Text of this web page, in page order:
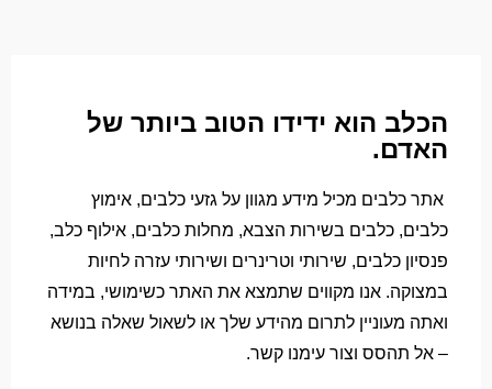
הכלב הוא ידידו הטוב ביותר של
האדם.
אתר כלבים מכיל מידע מגוון על גזעי כלבים, אימוץ
כלבים, כלבים בשירות הצבא, מחלות כלבים, אילוף כלב,
פנסיון כלבים, שירותי וטרינרים ושירותי עזרה לחיות
במצוקה. אנו מקווים שתמצא את האתר כשימושי, במידה
ואתה מעוניין לתרום מהידע שלך או לשאול שאלה בנושא
– אל תהסס וצור עימנו קשר.